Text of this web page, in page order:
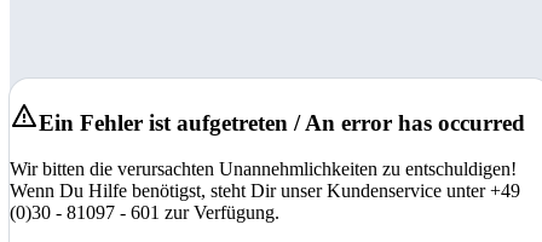
Ein Fehler ist aufgetreten / An error has occurred
Wir bitten die verursachten Unannehmlichkeiten zu entschuldigen!
Wenn Du Hilfe benötigst, steht Dir unser Kundenservice unter +49
(0)30 - 81097 - 601 zur Verfügung.